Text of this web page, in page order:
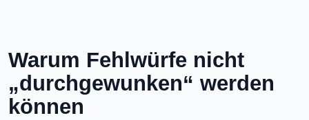
Warum Fehlwürfe nicht
„durchgewunken“ werden
können